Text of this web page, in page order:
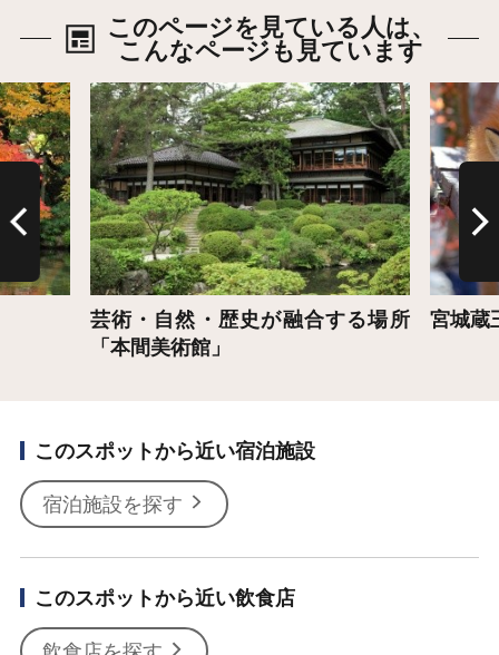
このページを見ている人は、
こんなページも見ています
芸術・自然・歴史が融合する場所
「本間美術館」
詳細はこちら
宮城蔵
詳細は
このスポットから近い宿泊施設
宿泊施設を探す
このスポットから近い飲食店